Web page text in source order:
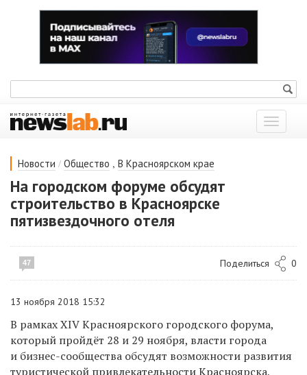
Показать
меню
Новости / Общество , В Красноярском крае
На городском форуме обсудят
строительство в Красноярске
пятизвездочного отеля
47 Поделиться 0
13 ноября 2018 15:32
В рамкахXIV Красноярского городского форума,
который пройдёт 28 и 29 ноября, власти города
и бизнес-сообщества обсудят возможности развития
туристической привлекательности Красноярска,